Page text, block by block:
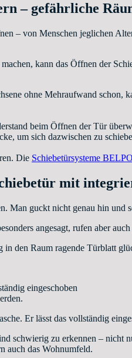
– gefährliche
– von Menschen jeglichen
kann das Öffnen der
ohne Mehraufwand schon,
beim Öffnen der Tür
um sich dazwischen zu
Die Schiebetürsysteme
mit
Man guckt nicht genau hin
angesagt, rufen aber
den Raum ragende Türblatt
eingeschoben
Er lässt das vollständig
schwierig zu erkennen –
auch das Wohnumfeld.